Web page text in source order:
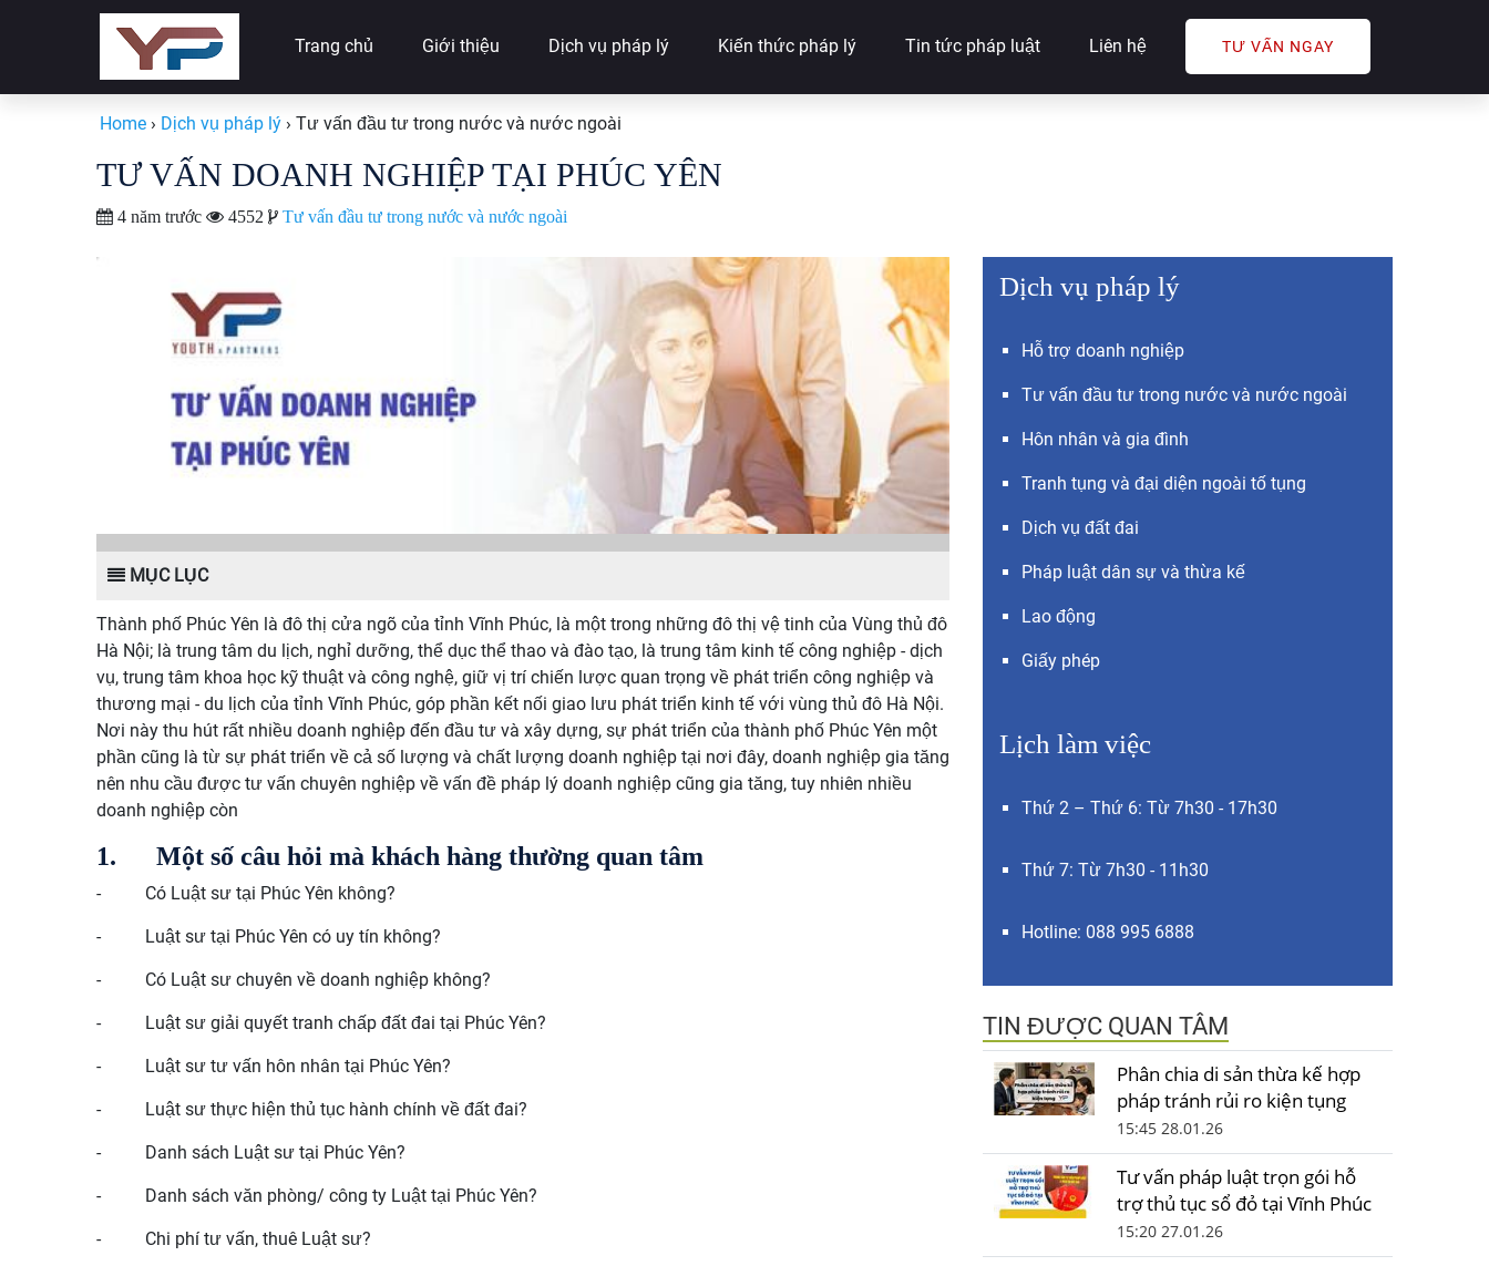
Trang chủ Giới thiệu Dịch vụ pháp lý Kiến thức pháp lý Tin tức pháp luật Liên hệ TƯ VẤN NGAY
Home › Dịch vụ pháp lý › Tư vấn đầu tư trong nước và nước ngoài
TƯ VẤN DOANH NGHIỆP TẠI PHÚC YÊN
4 năm trước 4552 Tư vấn đầu tư trong nước và nước ngoài
MỤC LỤC
Thành phố Phúc Yên là đô thị cửa ngõ của tỉnh Vĩnh Phúc, là một trong những đô thị vệ tinh của Vùng thủ đô
Hà Nội; là trung tâm du lịch, nghỉ dưỡng, thể dục thể thao và đào tạo, là trung tâm kinh tế công nghiệp - dịch
vụ, trung tâm khoa học kỹ thuật và công nghệ, giữ vị trí chiến lược quan trọng về phát triển công nghiệp và
thương mại - du lịch của tỉnh Vĩnh Phúc, góp phần kết nối giao lưu phát triển kinh tế với vùng thủ đô Hà Nội.
Nơi này thu hút rất nhiều doanh nghiệp đến đầu tư và xây dựng, sự phát triển của thành phố Phúc Yên một
phần cũng là từ sự phát triển về cả số lượng và chất lượng doanh nghiệp tại nơi đây, doanh nghiệp gia tăng
nên nhu cầu được tư vấn chuyên nghiệp về vấn đề pháp lý doanh nghiệp cũng gia tăng, tuy nhiên nhiều
doanh nghiệp còn
1. Một số câu hỏi mà khách hàng thường quan tâm
- Có Luật sư tại Phúc Yên không?
- Luật sư tại Phúc Yên có uy tín không?
- Có Luật sư chuyên về doanh nghiệp không?
- Luật sư giải quyết tranh chấp đất đai tại Phúc Yên?
- Luật sư tư vấn hôn nhân tại Phúc Yên?
- Luật sư thực hiện thủ tục hành chính về đất đai?
- Danh sách Luật sư tại Phúc Yên?
- Danh sách văn phòng/ công ty Luật tại Phúc Yên?
- Chi phí tư vấn, thuê Luật sư?
Dịch vụ pháp lý
Hỗ trợ doanh nghiệp
Tư vấn đầu tư trong nước và nước ngoài
Hôn nhân và gia đình
Tranh tụng và đại diện ngoài tố tụng
Dịch vụ đất đai
Pháp luật dân sự và thừa kế
Lao động
Giấy phép
Lịch làm việc
Thứ 2 – Thứ 6: Từ 7h30 - 17h30
Thứ 7: Từ 7h30 - 11h30
Hotline: 088 995 6888
TIN ĐƯỢC QUAN TÂM
Phân chia di sản thừa kế hợp
pháp tránh rủi ro kiện tụng
15:45 28.01.26
Tư vấn pháp luật trọn gói hỗ
trợ thủ tục sổ đỏ tại Vĩnh Phúc
15:20 27.01.26